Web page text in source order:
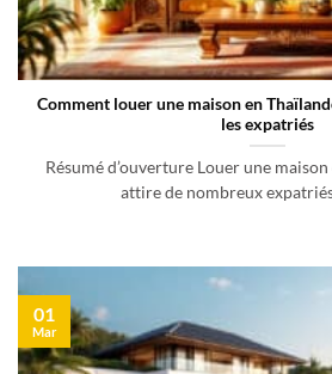
Comment louer une maison en
les expatriés
Résumé d’ouverture Louer une
attire de nombreux expatriés
01
Mar